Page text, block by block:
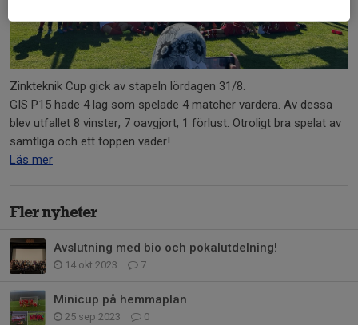
Zinkteknik Cup gick av stapeln lördagen 31/8.
GIS P15 hade 4 lag som spelade 4 matcher vardera. Av dessa
blev utfallet 8 vinster, 7 oavgjort, 1 förlust. Otroligt bra spelat av
samtliga och ett toppen väder!
Läs mer
Fler nyheter
Avslutning med bio och pokalutdelning!
14 okt 2023 7
Minicup på hemmaplan
25 sep 2023 0